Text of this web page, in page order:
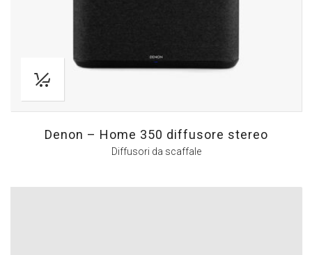
Denon – Home 350 diffusore stereo
Diffusori da scaffale